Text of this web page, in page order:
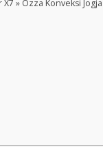
» Ozza Konveksi Jogja